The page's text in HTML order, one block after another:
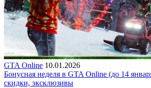
GTA Online 10.01.2026
Бонусная неделя в GTA Online (до 14
скидки, эксклюзивы